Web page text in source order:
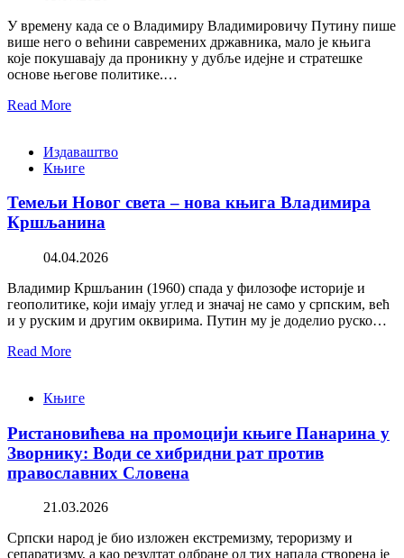
У времену када се о Владимиру Владимировичу Путину пише
више него о већини савремених државника, мало је књига
које покушавају да проникну у дубље идејне и стратешке
основе његове политике.…
Read More
Издаваштво
Књиге
Темељи Новог света – нова књига Владимира
Кршљанина
04.04.2026
Владимир Кршљанин (1960) спада у филозофе историје и
геополитике, који имају углед и значај не само у српским, већ
и у руским и другим оквирима. Путин му је доделио руско…
Read More
Књиге
Ристановићева на промоцији књиге Панарина у
Зворнику: Води се хибридни рат против
православних Словена
21.03.2026
Српски народ је био изложен екстремизму, тероризму и
сепаратизму, а као резултат одбране од тих напада створена је